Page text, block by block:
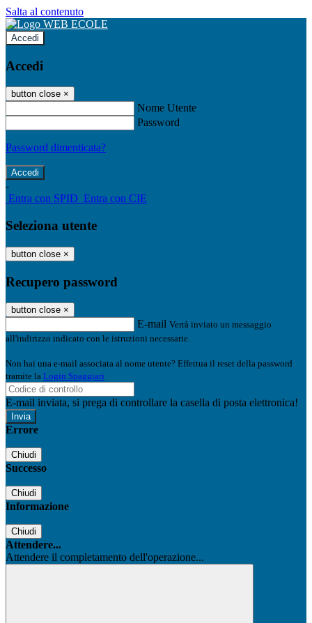
Salta al contenuto
Accedi
Accedi
button close ×
Nome Utente
Password
Password dimenticata?
-
Entra con SPID Entra con CIE
Seleziona utente
button close ×
Recupero password
button close ×
E-mail Verrà inviato un messaggio
all'indirizzo indicato con le istruzioni necessarie.
Non hai una e-mail associata al nome utente? Effettua il reset della password
tramite la Login Spaggiari
E-mail inviata, si prega di controllare la casella di posta elettronica!
Errore
Chiudi
Successo
Chiudi
Informazione
Chiudi
Attendere...
Attendere il completamento dell'operazione...